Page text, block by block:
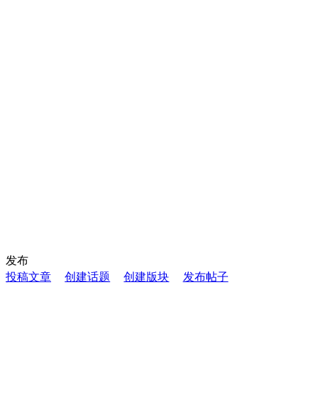
发布
投稿文章
创建话题 创建版块 发布帖子